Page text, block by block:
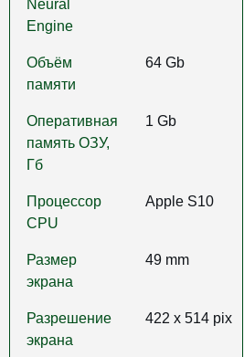
Neural
Engine
Объём
памяти
64 Gb
Оперативная
память ОЗУ,
Гб
1 Gb
Процессор
CPU
Apple S10
Размер
экрана
49 mm
Разрешение
экрана
422 x 514 pix